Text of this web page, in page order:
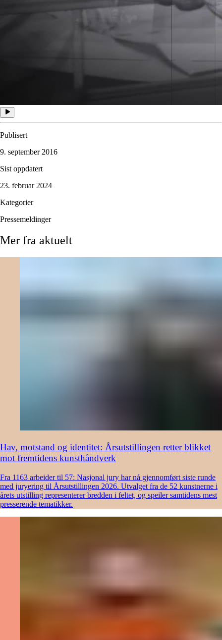
Publisert
9. september 2016
Sist oppdatert
23. februar 2024
Kategorier
Pressemeldinger
Mer fra aktuelt
Hav, motstand og identitet: Årsutstillingen retter blikket
mot fremtidens kunsthåndverk
Fra 1163 arbeider til 57: Nasjonal jury har nå gjennomført siste runde
med juryering til Årsutstillingen 2026. Utvalget fra de 52 kunstnerne i
årets utstilling representerer bredden i feltet, og speiler samtidens mest
presserende tematikker.